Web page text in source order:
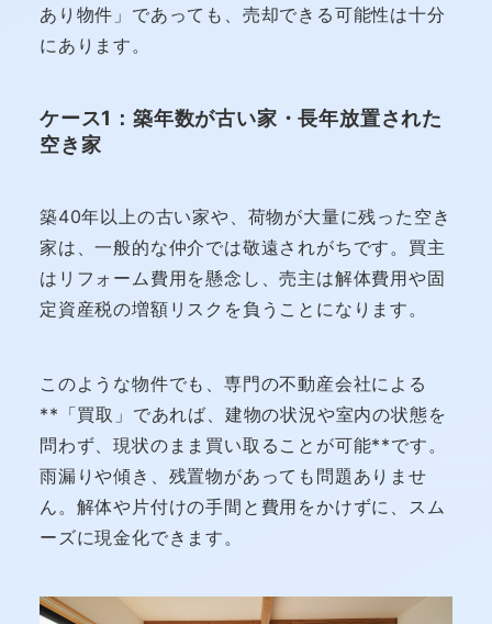
あり物件」であっても、売却できる可能性は十分
にあります。
ケース1：築年数が古い家・長年放置された
空き家
築40年以上の古い家や、荷物が大量に残った空き
家は、一般的な仲介では敬遠されがちです。買主
はリフォーム費用を懸念し、売主は解体費用や固
定資産税の増額リスクを負うことになります。
このような物件でも、専門の不動産会社による
**「買取」であれば、建物の状況や室内の状態を
問わず、現状のまま買い取ることが可能**です。
雨漏りや傾き、残置物があっても問題ありませ
ん。解体や片付けの手間と費用をかけずに、スム
ーズに現金化できます。